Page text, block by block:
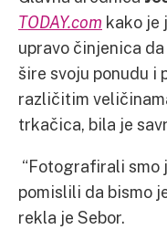
TODAY.com kako je
upravo činjenica
šire svoju ponudu i
različitim
trkačica, bila je
“Fotografirali smo
pomislili da bismo
rekla je Sebor.